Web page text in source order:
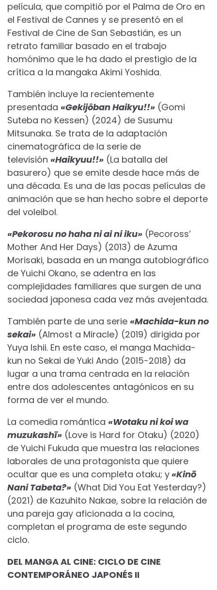
película, que compitió por el Palma de Oro en
el Festival de Cannes y se presentó en el
Festival de Cine de San Sebastián, es un
retrato familiar basado en el trabajo
homónimo que le ha dado el prestigio de la
crítica a la mangaka Akimi Yoshida.
También incluye la recientemente
presentada «Gekijôban Haikyu!!» (Gomi
Suteba no Kessen) (2024) de Susumu
Mitsunaka. Se trata de la adaptación
cinematográfica de la serie de
televisión «Haikyuu!!» (La batalla del
basurero) que se emite desde hace más de
una década. Es una de las pocas películas de
animación que se han hecho sobre el deporte
del voleibol.
«Pekorosu no haha ni ai ni iku» (Pecoross’
Mother And Her Days) (2013) de Azuma
Morisaki, basada en un manga autobiográfico
de Yuichi Okano, se adentra en las
complejidades familiares que surgen de una
sociedad japonesa cada vez más avejentada.
También parte de una serie «Machida-kun no
sekai» (Almost a Miracle) (2019) dirigida por
Yuya Ishii. En este caso, el manga Machida-
kun no Sekai de Yuki Ando (2015-2018) da
lugar a una trama centrada en la relación
entre dos adolescentes antagónicos en su
forma de ver el mundo.
La comedia romántica «Wotaku ni koi wa
muzukashī» (Love is Hard for Otaku) (2020)
de Yuichi Fukuda que muestra las relaciones
laborales de una protagonista que quiere
ocultar que es una completa otaku; y «Kinō
Nani Tabeta?» (What Did You Eat Yesterday?)
(2021) de Kazuhito Nakae, sobre la relación de
una pareja gay aficionada a la cocina,
completan el programa de este segundo
ciclo.
DEL MANGA AL CINE: CICLO DE CINE
CONTEMPORÁNEO JAPONÉS II